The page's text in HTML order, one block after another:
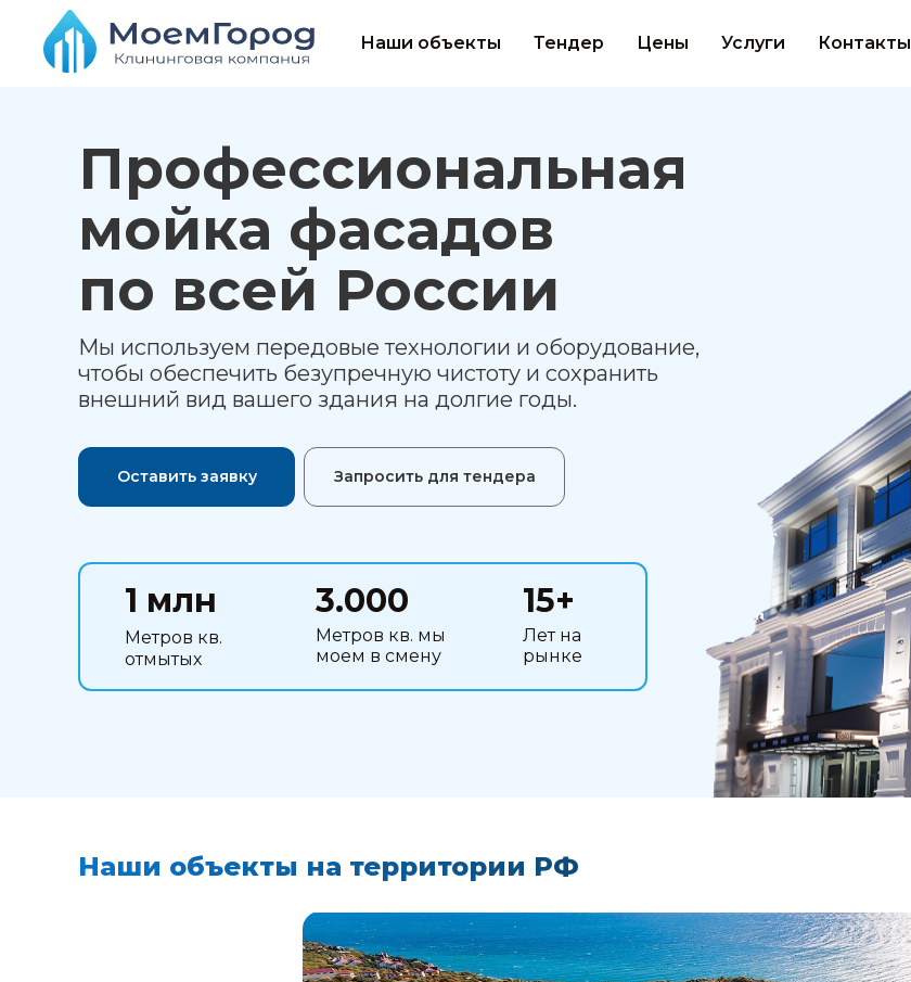
Наши объекты Тендер Цены Услуги Контакты
Профессиональная
мойка фасадов
по всей России
Мы используем передовые технологии и оборудование,
чтобы обеспечить безупречную чистоту и сохранить
внешний вид вашего здания на долгие годы.
Оставить заявку Запросить для тендера
15+
Лет на
рынке
3.000
Метров кв. мы
моем в смену
1 млн
Метров кв.
отмытых
Наши объекты на территории РФ